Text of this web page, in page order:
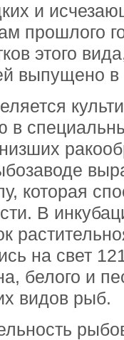
и
прошлого
этого
выпущено
в
которая
В
на свет
белого и
видов рыб.